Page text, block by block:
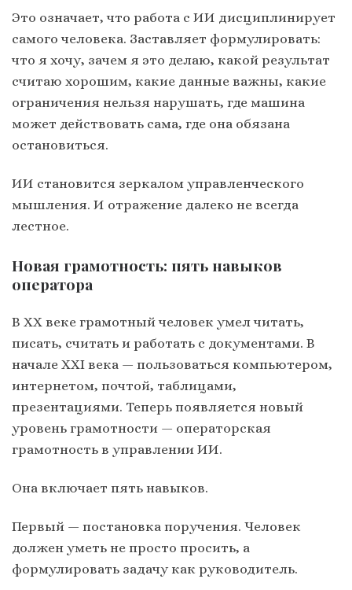
Это означает, что работа с ИИ дисциплинирует
самого человека. Заставляет формулировать:
что я хочу, зачем я это делаю, какой результат
считаю хорошим, какие данные важны, какие
ограничения нельзя нарушать, где машина
может действовать сама, где она обязана
остановиться.
ИИ становится зеркалом управленческого
мышления. И отражение далеко не всегда
лестное.
Новая грамотность: пять навыков
оператора
В XX веке грамотный человек умел читать,
писать, считать и работать с документами. В
начале XXI века — пользоваться компьютером,
интернетом, почтой, таблицами,
презентациями. Теперь появляется новый
уровень грамотности — операторская
грамотность в управлении ИИ.
Она включает пять навыков.
Первый — постановка поручения. Человек
должен уметь не просто просить, а
формулировать задачу как руководитель.